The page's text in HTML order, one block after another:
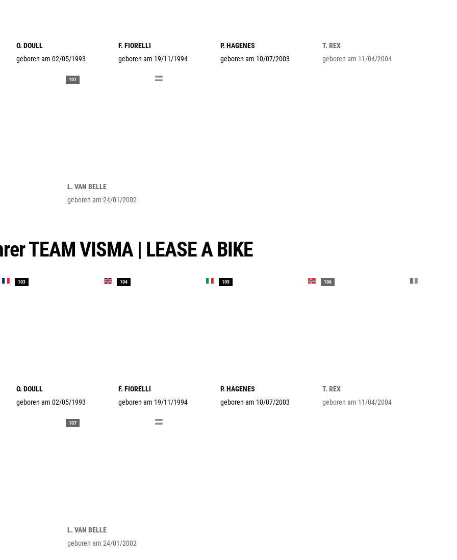
O. DOULL
geboren am 02/05/1993
F. FIORELLI
geboren am 19/11/1994
P. HAGENES
geboren am 10/07/2003
T. REX
geboren am 11/04/2004
107
L. VAN BELLE
geboren am 24/01/2002
TEAM VISMA | LEASE A BIKE
103
O. DOULL
geboren am 02/05/1993
104
F. FIORELLI
geboren am 19/11/1994
105
P. HAGENES
geboren am 10/07/2003
106
T. REX
geboren am 11/04/2004
107
L. VAN BELLE
geboren am 24/01/2002